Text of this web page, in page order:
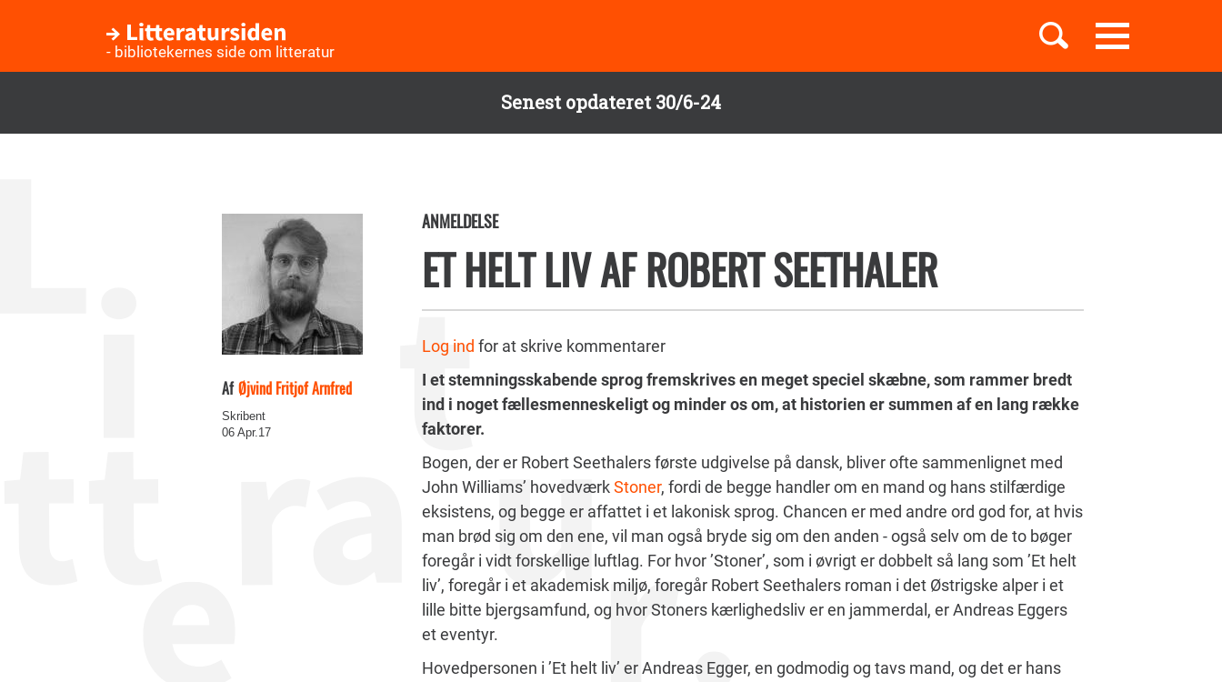
Senest opdateret 30/6-24
Toggle
navigation
- bibliotekernes side om litteratur
Børnebøger
Af Øjvind Fritjof Arnfred
Skribent
06 Apr.17
ANMELDELSE
ET HELT LIV AF ROBERT SEETHALER
Log ind for at skrive kommentarer
I et stemningsskabende sprog fremskrives en meget speciel skæbne, som rammer bredt
ind i noget fællesmenneskeligt og minder os om, at historien er summen af en lang række
faktorer.
Bogen, der er Robert Seethalers første udgivelse på dansk, bliver ofte sammenlignet med
John Williams’ hovedværkStoner, fordi de begge handler om en mand og hans stilfærdige
eksistens, og begge er affattet i et lakonisk sprog. Chancen er med andre ord god for, at hvis
man brød sig om den ene, vil man også bryde sig om den anden - også selv om de to bøger
foregår i vidt forskellige luftlag. For hvor ’Stoner’, som i øvrigt er dobbelt så lang som ’Et helt
liv’, foregår i et akademisk miljø, foregår Robert Seethalers roman i det Østrigske alper i et
lille bitte bjergsamfund, og hvor Stoners kærlighedsliv er en jammerdal, er Andreas Eggers
et eventyr.
Hovedpersonen i ’Et helt liv’ er Andreas Egger, en godmodig og tavs mand, og det er hans